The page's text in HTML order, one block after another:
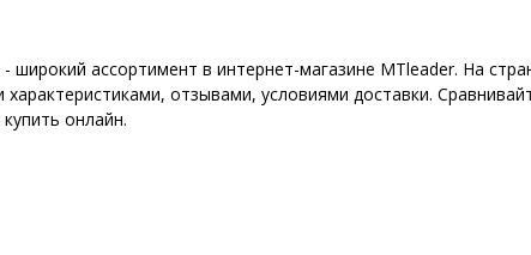
широкий ассортимент в интернет-магазине MTleader. На
характеристиками, отзывами, условиями доставки.
онлайн.